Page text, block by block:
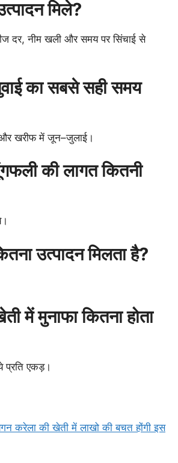
मिले?
दर, नीम खली और समय पर सिंचाई से
का सबसे सही समय
और खरीफ में जून–जुलाई।
की लागत कितनी
उत्पादन मिलता है?
में मुनाफा कितना होता
एकड़।
करेला की खेती में लाखो की बचत होंगी इस